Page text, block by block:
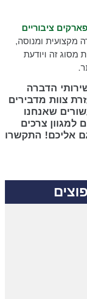
ציבוריים
מקצועית ומנוסה,
מסוג זה ויודעת
הדברה
צוות מדבירים
שאנחנו
למגוון צרכים
אליכם! התקשרו